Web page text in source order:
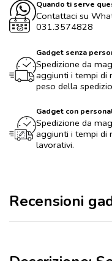
Quando ti serve
Contattaci su
031.3574828
Gadget senza
Spedizione da
aggiunti i tempi di
peso della
Gadget con
Spedizione da
aggiunti i tempi di
lavorativi.
Recensioni